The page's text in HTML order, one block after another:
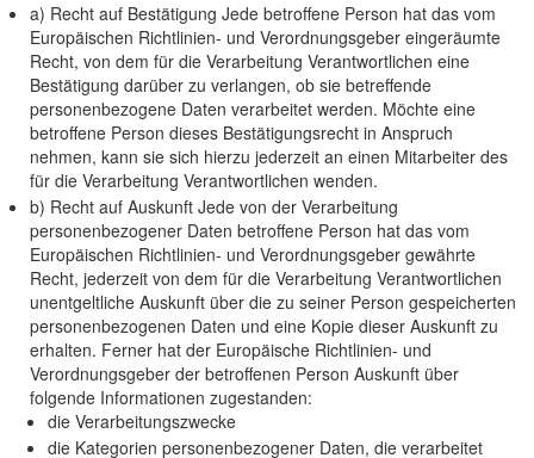
a) Recht auf Bestätigung Jede betroffene Person hat das vom
Europäischen Richtlinien- und Verordnungsgeber eingeräumte
Recht, von dem für die Verarbeitung Verantwortlichen eine
Bestätigung darüber zu verlangen, ob sie betreffende
personenbezogene Daten verarbeitet werden. Möchte eine
betroffene Person dieses Bestätigungsrecht in Anspruch
nehmen, kann sie sich hierzu jederzeit an einen Mitarbeiter des
für die Verarbeitung Verantwortlichen wenden.
b) Recht auf Auskunft Jede von der Verarbeitung
personenbezogener Daten betroffene Person hat das vom
Europäischen Richtlinien- und Verordnungsgeber gewährte
Recht, jederzeit von dem für die Verarbeitung Verantwortlichen
unentgeltliche Auskunft über die zu seiner Person gespeicherten
personenbezogenen Daten und eine Kopie dieser Auskunft zu
erhalten. Ferner hat der Europäische Richtlinien- und
Verordnungsgeber der betroffenen Person Auskunft über
folgende Informationen zugestanden:
die Verarbeitungszwecke
die Kategorien personenbezogener Daten, die verarbeitet